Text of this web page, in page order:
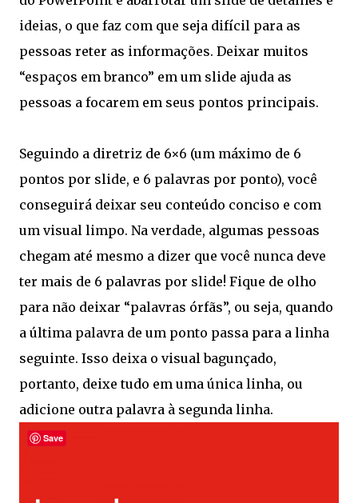
ideias, o que faz com que seja difícil para as
pessoas reter as informações. Deixar muitos
“espaços em branco” em um slide ajuda as
pessoas a focarem em seus pontos principais.
Seguindo a diretriz de 6×6 (um máximo de 6
pontos por slide, e 6 palavras por ponto), você
conseguirá deixar seu conteúdo conciso e com
um visual limpo. Na verdade, algumas pessoas
chegam até mesmo a dizer que você nunca deve
ter mais de 6 palavras por slide! Fique de olho
para não deixar “palavras órfãs”, ou seja, quando
a última palavra de um ponto passa para a linha
seguinte. Isso deixa o visual bagunçado,
portanto, deixe tudo em uma única linha, ou
adicione outra palavra à segunda linha.
Save